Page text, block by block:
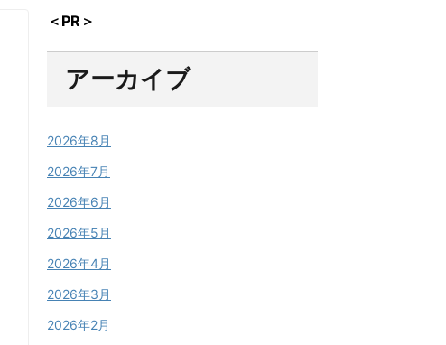
＜PR＞
アーカイブ
2026年8月
2026年7月
2026年6月
2026年5月
2026年4月
2026年3月
2026年2月